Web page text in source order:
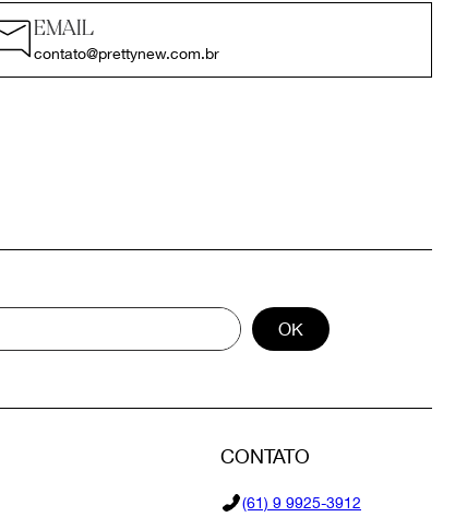
EMAIL
contato@prettynew.com.br
OK
CONTATO
(61) 9 9925-3912